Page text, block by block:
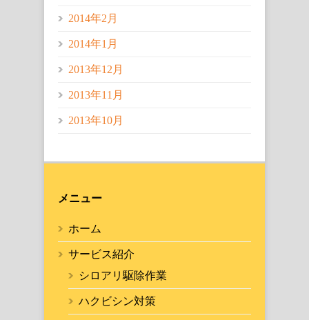
2014年2月
2014年1月
2013年12月
2013年11月
2013年10月
メニュー
ホーム
サービス紹介
シロアリ駆除作業
ハクビシン対策